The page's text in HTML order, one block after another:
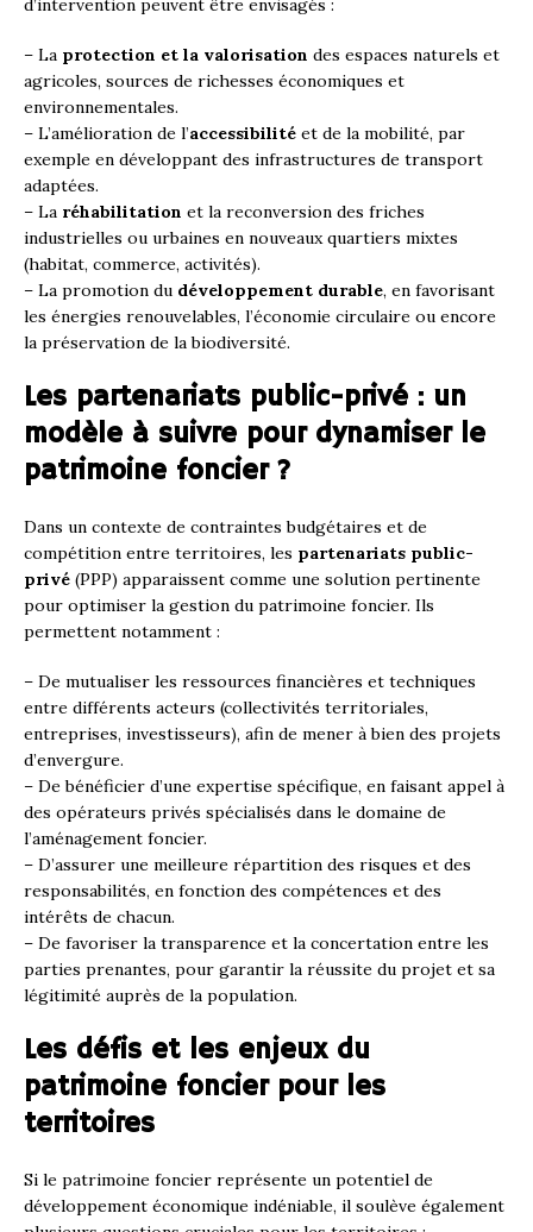
d’intervention peuvent être envisagés :
– La protection et la valorisation des espaces naturels et
agricoles, sources de richesses économiques et
environnementales.
– L’amélioration de l’accessibilité et de la mobilité, par
exemple en développant des infrastructures de transport
adaptées.
– La réhabilitation et la reconversion des friches
industrielles ou urbaines en nouveaux quartiers mixtes
(habitat, commerce, activités).
– La promotion du développement durable, en favorisant
les énergies renouvelables, l’économie circulaire ou encore
la préservation de la biodiversité.
Les partenariats public-privé : un
modèle à suivre pour dynamiser le
patrimoine foncier ?
Dans un contexte de contraintes budgétaires et de
compétition entre territoires, les partenariats public-
privé (PPP) apparaissent comme une solution pertinente
pour optimiser la gestion du patrimoine foncier. Ils
permettent notamment :
– De mutualiser les ressources financières et techniques
entre différents acteurs (collectivités territoriales,
entreprises, investisseurs), afin de mener à bien des projets
d’envergure.
– De bénéficier d’une expertise spécifique, en faisant appel à
des opérateurs privés spécialisés dans le domaine de
l’aménagement foncier.
– D’assurer une meilleure répartition des risques et des
responsabilités, en fonction des compétences et des
intérêts de chacun.
– De favoriser la transparence et la concertation entre les
parties prenantes, pour garantir la réussite du projet et sa
légitimité auprès de la population.
Les défis et les enjeux du
patrimoine foncier pour les
territoires
Si le patrimoine foncier représente un potentiel de
développement économique indéniable, il soulève également